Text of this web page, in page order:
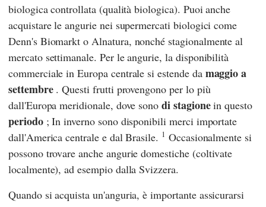
biologica controllata (qualità biologica). Puoi anche
acquistare le angurie nei supermercati biologici come
Denn's Biomarkt o Alnatura, nonché stagionalmente al
mercato settimanale. Per le angurie, la disponibilità
commerciale in Europa centrale si estende da maggio a
settembre. Questi frutti provengono per lo più
dall'Europa meridionale, dove sonodi stagionein questo
periodo; In inverno sono disponibili merci importate
dall'America centrale e dal Brasile. 1 Occasionalmente si
possono trovare anche angurie domestiche (coltivate
localmente), ad esempio dalla Svizzera.
Quando si acquista un'anguria, è importante assicurarsi